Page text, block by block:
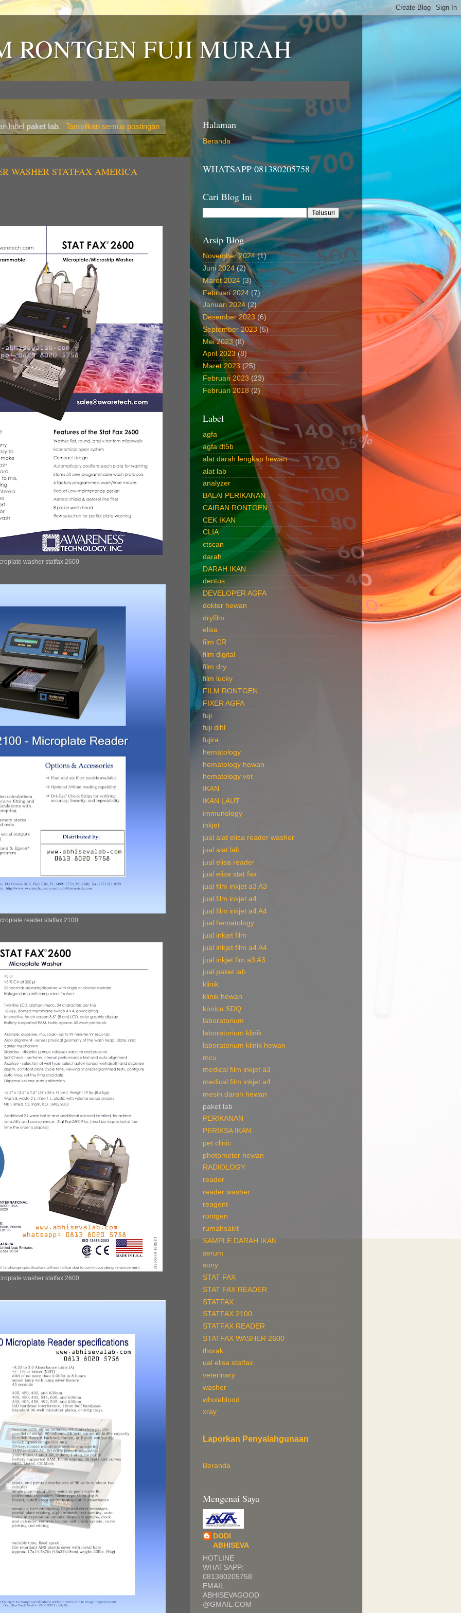
RONTGEN FUJI MURAH
label paket lab. Tampilkan semua postingan
WASHER STATFAX AMERICA
washer statfax 2600
reader statfax 2100
washer statfax 2600
Halaman
Beranda
WHATSAPP 081380205758
Cari Blog Ini
Arsip Blog
November 2024(1)
Juni 2024 (2)
Maret 2024 (3)
Februari 2024 (7)
Januari 2024(2)
Desember 2023 (6)
September 2023(5)
Mei 2023(8)
April 2023(8)
Maret 2023 (25)
Februari 2023 (23)
Februari 2018(2)
Label
agfa
agfa dt5b
alat darah lengkap hewan
alat lab
analyzer
BALAI PERIKANAN
CAIRAN RONTGEN
CEK IKAN
CLIA
ctscan
darah
DARAH IKAN
dentus
DEVELOPER AGFA
dokter hewan
dryfilm
elisa
film CR
film digital
film dry
film lucky
FILM RONTGEN
FIXER AGFA
fuji
fuji dihl
fujira
hematology
hematology hewan
hematology vet
IKAN
IKAN LAUT
immunology
inkjet
jual alat elisa reader washer
jual alat lab
jual elisa reader
jual elisa stat fax
jual film inkjet a3 A3
jual film inkjet a4
jual film inkjet a4 A4
jual hematology
jual inkjet film
jual inkjet film a4 A4
jual inkjet fim a3 A3
jual paket lab
klinik
klinik hewan
konica SDQ
laboratorium
laboratorium klinik
laboratorium klinik hewan
mcu
medical film inkjet a3
medical film inkjet a4
mesin darah hewan
paket lab
PERIKANAN
PERIKSA IKAN
pet clinic
photometer hewan
RADIOLOGY
reader
reader washer
reagent
rontgen
rumahsakit
SAMPLE DARAH IKAN
serum
sony
STAT FAX
STAT FAX READER
STATFAX
STATFAX 2100
STATFAX READER
STATFAX WASHER 2600
thorak
ual elisa statfax
veterinary
washer
wholeblood
xray
Laporkan Penyalahgunaan
Beranda
Mengenai Saya
DODI
ABHISEVA
HOTLINE
WHATSAPP:
081380205758
EMAIL:
ABHISEVAGOOD
@GMAIL.COM